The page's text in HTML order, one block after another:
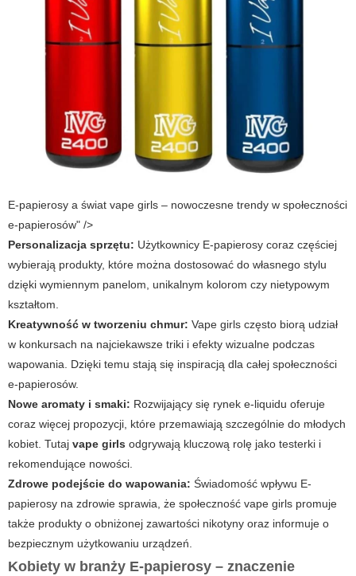
E-papierosy a świat vape girls – nowoczesne trendy w społeczności
e-papierosów" />
Personalizacja sprzętu: Użytkownicy E-papierosy coraz częściej
wybierają produkty, które można dostosować do własnego stylu
dzięki wymiennym panelom, unikalnym kolorom czy nietypowym
kształtom.
Kreatywność w tworzeniu chmur: Vape girls często biorą udział
w konkursach na najciekawsze triki i efekty wizualne podczas
wapowania. Dzięki temu stają się inspiracją dla całej społeczności
e-papierosów.
Nowe aromaty i smaki: Rozwijający się rynek e-liquidu oferuje
coraz więcej propozycji, które przemawiają szczególnie do młodych
kobiet. Tutaj vape girls odgrywają kluczową rolę jako testerki i
rekomendujące nowości.
Zdrowe podejście do wapowania: Świadomość wpływu E-
papierosy na zdrowie sprawia, że społeczność vape girls promuje
także produkty o obniżonej zawartości nikotyny oraz informuje o
bezpiecznym użytkowaniu urządzeń.
Kobiety w branży E-papierosy – znaczenie